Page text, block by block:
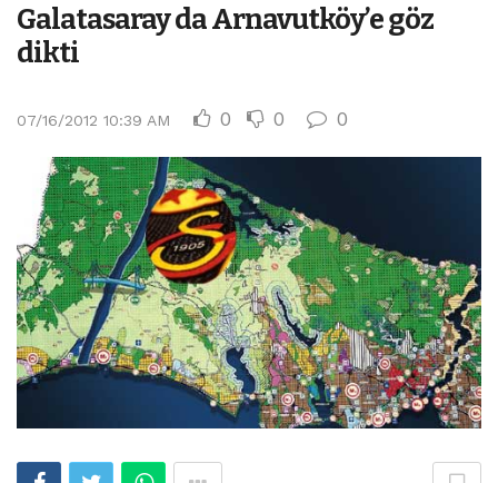
Galatasaray da Arnavutköy’e göz
dikti
07/16/2012 10:39 AM 0 0 0